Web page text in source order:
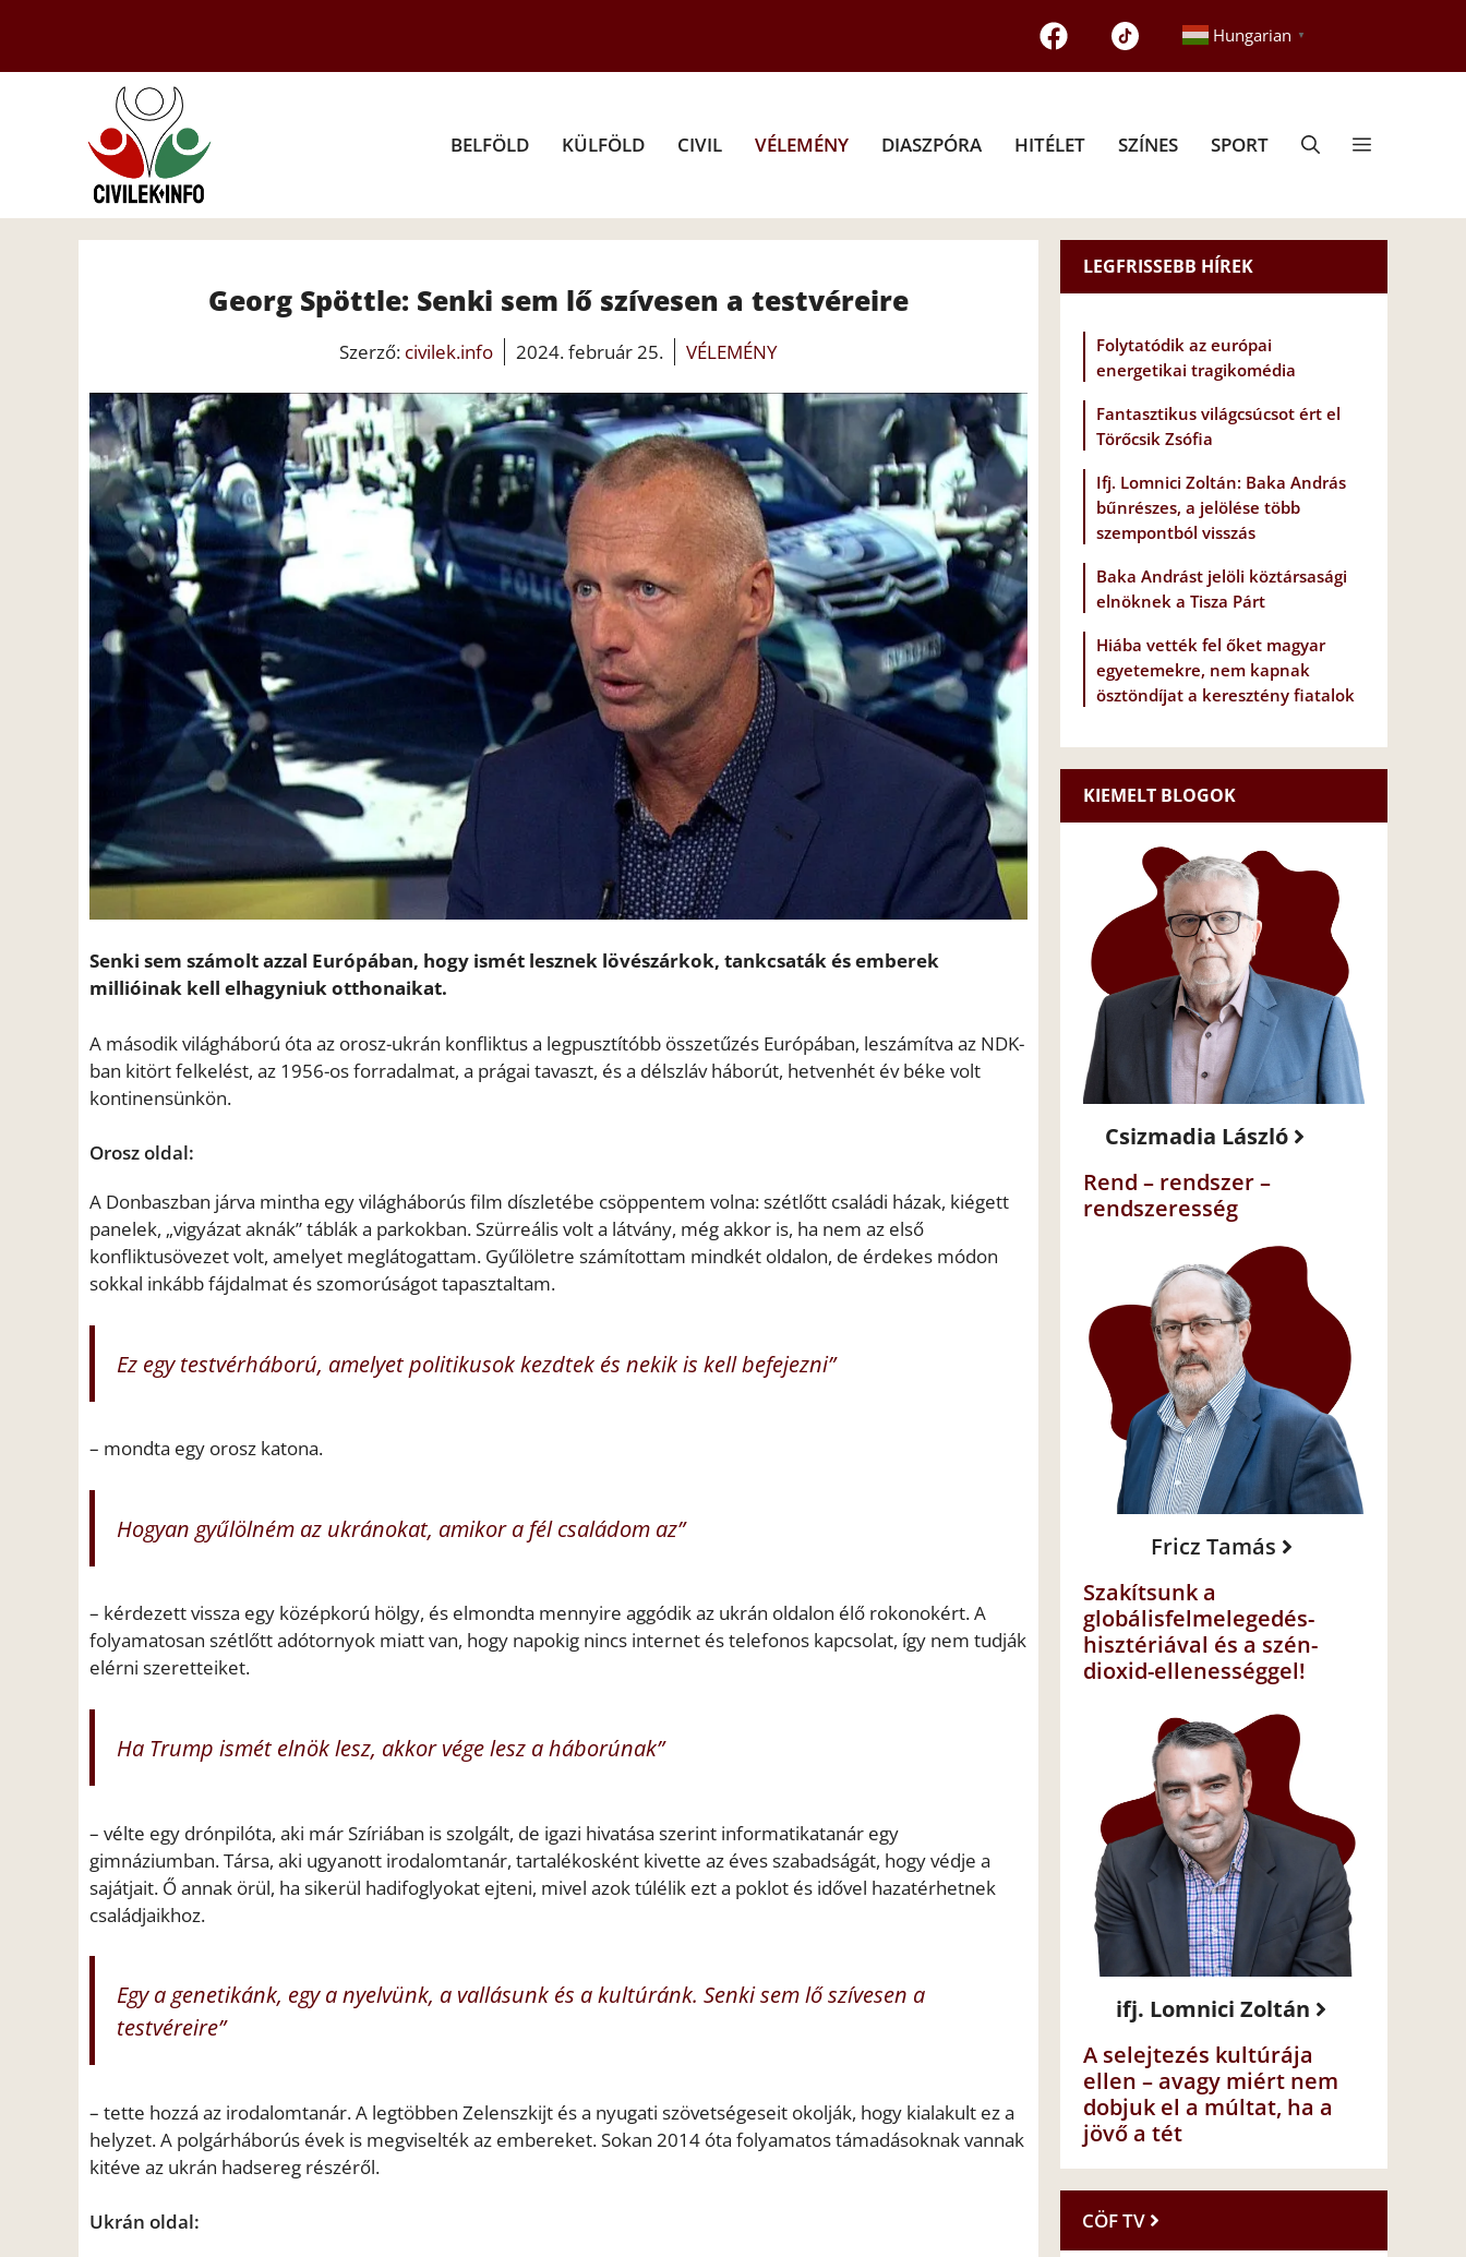
tartalomba
Hungarian ▼
BELFÖLD KÜLFÖLD CIVIL VÉLEMÉNY DIASZPÓRA HITÉLET SZÍNES SPORT
Georg Spöttle: Senki sem lő szívesen a testvéreire
Szerző: civilek.info 2024. február 25. VÉLEMÉNY
Senki sem számolt azzal Európában, hogy ismét lesznek lövészárkok, tankcsaták és emberek
millióinak kell elhagyniuk otthonaikat.
A második világháború óta az orosz-ukrán konfliktus a legpusztítóbb összetűzés Európában, leszámítva az NDK-
ban kitört felkelést, az 1956-os forradalmat, a prágai tavaszt, és a délszláv háborút, hetvenhét év béke volt
kontinensünkön.
Orosz oldal:
A Donbaszban járva mintha egy világháborús film díszletébe csöppentem volna: szétlőtt családi házak, kiégett
panelek, „vigyázat aknák” táblák a parkokban. Szürreális volt a látvány, még akkor is, ha nem az első
konfliktusövezet volt, amelyet meglátogattam. Gyűlöletre számítottam mindkét oldalon, de érdekes módon
sokkal inkább fájdalmat és szomorúságot tapasztaltam.
Ez egy testvérháború, amelyet politikusok kezdtek és nekik is kell befejezni”
– mondta egy orosz katona.
Hogyan gyűlölném az ukránokat, amikor a fél családom az”
– kérdezett vissza egy középkorú hölgy, és elmondta mennyire aggódik az ukrán oldalon élő rokonokért. A
folyamatosan szétlőtt adótornyok miatt van, hogy napokig nincs internet és telefonos kapcsolat, így nem tudják
elérni szeretteiket.
Ha Trump ismét elnök lesz, akkor vége lesz a háborúnak”
– vélte egy drónpilóta, aki már Szíriában is szolgált, de igazi hivatása szerint informatikatanár egy
gimnáziumban. Társa, aki ugyanott irodalomtanár, tartalékosként kivette az éves szabadságát, hogy védje a
sajátjait. Ő annak örül, ha sikerül hadifoglyokat ejteni, mivel azok túlélik ezt a poklot és idővel hazatérhetnek
családjaikhoz.
Egy a genetikánk, egy a nyelvünk, a vallásunk és a kultúránk. Senki sem lő szívesen a
testvéreire”
– tette hozzá az irodalomtanár. A legtöbben Zelenszkijt és a nyugati szövetségeseit okolják, hogy kialakult ez a
helyzet. A polgárháborús évek is megviselték az embereket. Sokan 2014 óta folyamatos támadásoknak vannak
kitéve az ukrán hadsereg részéről.
Ukrán oldal:
LEGFRISSEBB HÍREK
Folytatódik az európai
energetikai tragikomédia
Fantasztikus világcsúcsot ért el
Törőcsik Zsófia
Ifj. Lomnici Zoltán: Baka András
bűnrészes, a jelölése több
szempontból visszás
Baka Andrást jelöli köztársasági
elnöknek a Tisza Párt
Hiába vették fel őket magyar
egyetemekre, nem kapnak
ösztöndíjat a keresztény fiatalok
KIEMELT BLOGOK
Csizmadia László
Rend – rendszer –
rendszeresség
Fricz Tamás
Szakítsunk a
globálisfelmelegedés-
hisztériával és a szén-
dioxid-ellenességgel!
ifj. Lomnici Zoltán
A selejtezés kultúrája
ellen – avagy miért nem
dobjuk el a múltat, ha a
jövő a tét
CÖF TV